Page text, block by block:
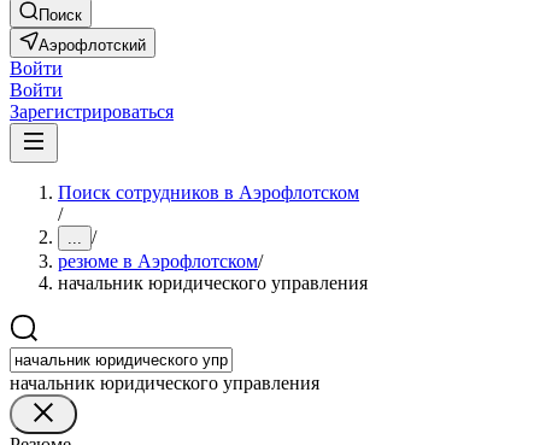
Поиск
Аэрофлотский
Войти
Войти
Зарегистрироваться
Поиск сотрудников в Аэрофлотском
/
... /
резюме в Аэрофлотском/
начальник юридического управления
начальник юридического управления